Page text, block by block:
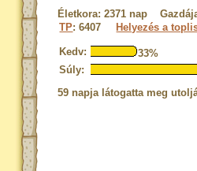
Életkora: 2371 nap
TP: 6407 Helyezés a
Kedv:
33%
Súly:
59 napja látogatta meg